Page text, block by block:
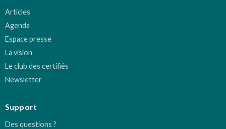
Articles
Agenda
Espace presse
La vision
Le club des certifiés
Newsletter
Support
Des questions ?